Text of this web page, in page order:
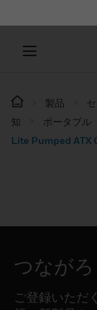
製品
知
ポータブル
Lite Pumped ATX
つながろ
ご登録いただ